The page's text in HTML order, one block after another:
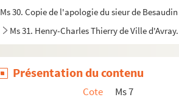
Ms 30. Copie de l'apologie du sieur de
Ms 31. Henry-Charles Thierry de Ville
Présentation du contenu
Cote
Ms 7